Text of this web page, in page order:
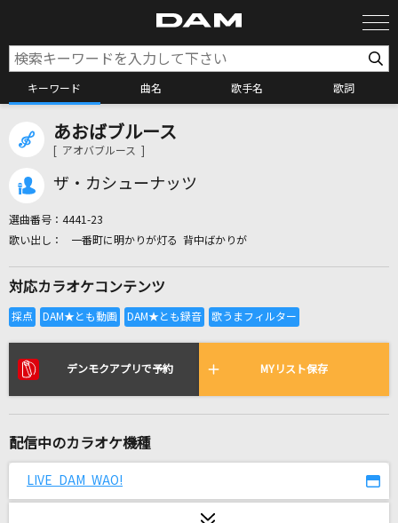
キーワード 曲名 歌手名 歌詞
カラオケ検索
全国りれき
リアルタイムで歌われている曲の一覧
I LOVE YOU
あおばブルース
[ アオバブルース ]
ザ・カシューナッツ
選曲番号： 4441-23
一番町に明かりが灯る 背中ばかりが
対応カラオケコンテンツ
デンモクアプリで予約 MYリスト保存
配信中のカラオケ機種
LIVE DAM WAO!